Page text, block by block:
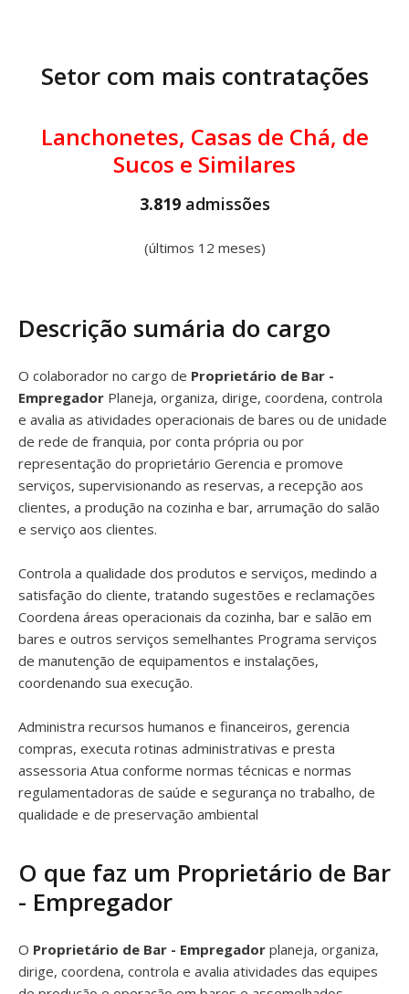
Setor com mais contratações
Lanchonetes, Casas de Chá, de
Sucos e Similares
3.819 admissões
(últimos 12 meses)
Descrição sumária do cargo
O colaborador no cargo de Proprietário de Bar -
Empregador Planeja, organiza, dirige, coordena, controla
e avalia as atividades operacionais de bares ou de unidade
de rede de franquia, por conta própria ou por
representação do proprietário Gerencia e promove
serviços, supervisionando as reservas, a recepção aos
clientes, a produção na cozinha e bar, arrumação do salão
e serviço aos clientes.
Controla a qualidade dos produtos e serviços, medindo a
satisfação do cliente, tratando sugestões e reclamações
Coordena áreas operacionais da cozinha, bar e salão em
bares e outros serviços semelhantes Programa serviços
de manutenção de equipamentos e instalações,
coordenando sua execução.
Administra recursos humanos e financeiros, gerencia
compras, executa rotinas administrativas e presta
assessoria Atua conforme normas técnicas e normas
regulamentadoras de saúde e segurança no trabalho, de
qualidade e de preservação ambiental
O que faz um Proprietário de Bar
- Empregador
O Proprietário de Bar - Empregador planeja, organiza,
dirige, coordena, controla e avalia atividades das equipes